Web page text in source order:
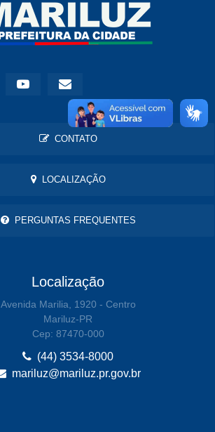
CONTATO
LOCALIZAÇÃO
PERGUNTAS FREQUENTES
Localização
Avenida Marilia, 1920 - Centro
Mariluz-PR
Cep: 87470-000
(44) 3534-8000
mariluz@mariluz.pr.gov.br